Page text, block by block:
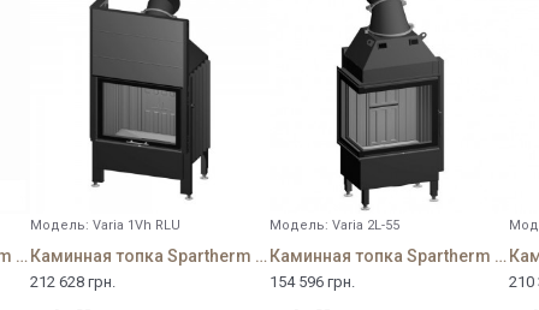
Каминная топка Spartherm Varia 1V-87h
Модель: Varia 1Vh RLU
Каминная топка Spartherm Varia 1Vh RLU
212 628 грн.
Модель: Varia 2L-55
Каминная топка Spartherm Varia 2L-55
154 596 грн. 210